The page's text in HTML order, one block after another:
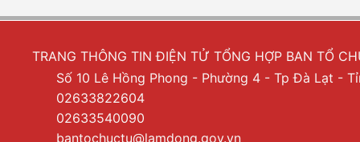
TRANG THÔNG TIN ĐIỆN TỬ TỔNG HỢP BAN TỔ
Số 10 Lê Hồng Phong - Phường 4 - Tp Đà Lạt -
02633822604
02633540090
bantochuctu@lamdong.gov.vn